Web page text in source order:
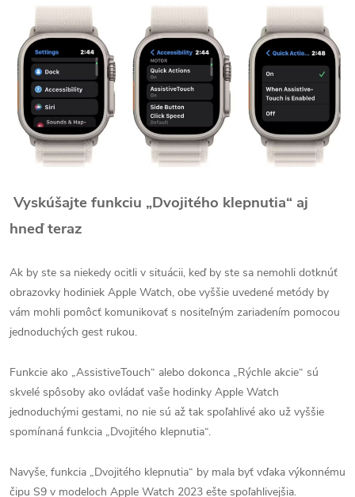
Vyskúšajte funkciu „Dvojitého klepnutia“ aj
hneď teraz
Ak by ste sa niekedy ocitli v situácii, keď by ste sa nemohli dotknúť
obrazovky hodiniek Apple Watch, obe vyššie uvedené metódy by
vám mohli pomôcť komunikovať s nositeľným zariadením pomocou
jednoduchých gest rukou.
Funkcie ako „AssistiveTouch“ alebo dokonca „Rýchle akcie“ sú
skvelé spôsoby ako ovládať vaše hodinky Apple Watch
jednoduchými gestami, no nie sú až tak spoľahlivé ako už vyššie
spomínaná funkcia „Dvojitého klepnutia“.
Navyše, funkcia „Dvojitého klepnutia“ by mala byť vďaka výkonnému
čipu S9 v modeloch Apple Watch 2023 ešte spoľahlivejšia.